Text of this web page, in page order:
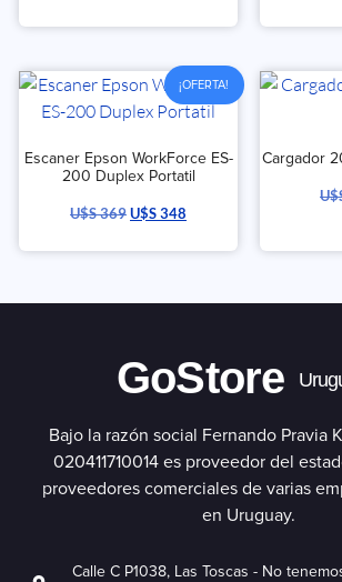
¡OFERTA!
Escaner Epson WorkForce ES-
200 Duplex Portatil
U$S369U$S348
Cargador
GoStore
Bajo la razón social Fernando Pravia
020411710014 es proveedor del
proveedores comerciales de varias
en Uruguay.
Calle C P1038, Las Toscas - No